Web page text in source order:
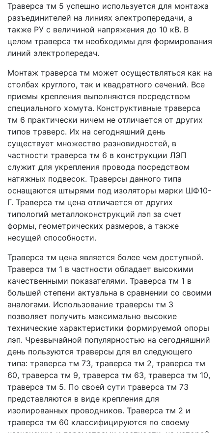
Траверса тм 5 успешно используется для монтажа
разъединителей на линиях электропередачи, а
также РУ с величиной напряжения до 10 кВ. В
целом траверса тм необходимы для формирования
линий электропередач.
Монтаж траверса тм может осуществляться как на
столбах круглого, так и квадратного сечений. Все
приемы крепления выполняются посредством
специального хомута. Конструктивные траверса
тм 6 практически ничем не отличается от других
типов траверс. Их на сегодняшний день
существует множество разновидностей, в
частности траверса тм 6 в конструкции ЛЭП
служит для укрепления провода посредством
натяжных подвесок. Траверсы данного типа
оснащаются штырями под изоляторы марки ШФ10-
Г. Траверса тм цена отличается от других
типологий металлоконструкций лэп за счет
формы, геометрических размеров, а также
несущей способности.
Траверса тм цена является более чем доступной.
Траверса тм 1 в частности обладает высокими
качественными показателями. Траверса тм 1 в
большей степени актуальна в сравнении со своими
аналогами. Использование траверсы тм 3
позволяет получить максимально высокие
технические характеристики формируемой опоры
лэп. Чрезвычайной популярностью на сегодняшний
день пользуются траверсы для вл следующего
типа: траверса тм 73, траверса тм 2, траверса тм
60, траверса тм 9, траверса тм 63, траверса тм 10,
траверса тм 5. По своей сути траверса тм 73
представляются в виде крепления для
изолированных проводников. Траверса тм 2 и
траверса тм 60 классифицируются по своему